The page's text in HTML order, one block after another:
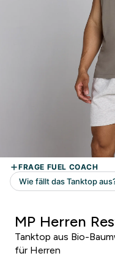
MP Herren
Tanktop aus Bio-
für Herren